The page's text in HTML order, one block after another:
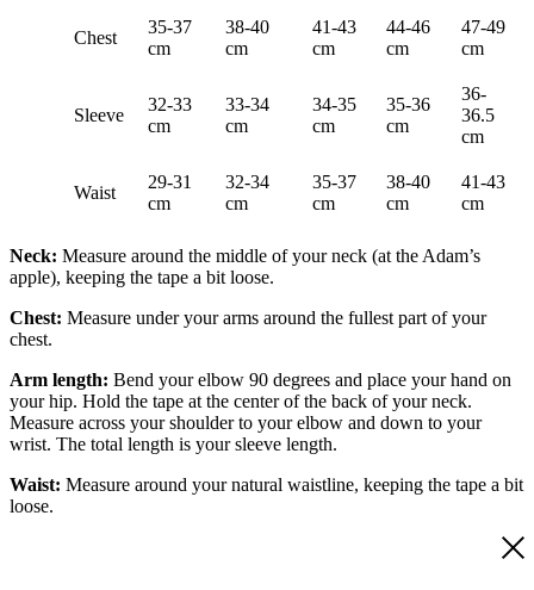
Chest
35-37
cm
38-40
cm
41-43
cm
44-46
cm
47-49
cm
Sleeve
32-33
cm
33-34
cm
34-35
cm
35-36
cm
36-
36.5
cm
Waist
29-31
cm
32-34
cm
35-37
cm
38-40
cm
41-43
cm
Neck: Measure around the middle of your neck (at the Adam’s
apple), keeping the tape a bit loose.
Chest: Measure under your arms around the fullest part of your
chest.
Arm length: Bend your elbow 90 degrees and place your hand on
your hip. Hold the tape at the center of the back of your neck.
Measure across your shoulder to your elbow and down to your
wrist. The total length is your sleeve length.
Waist: Measure around your natural waistline, keeping the tape a bit
loose.